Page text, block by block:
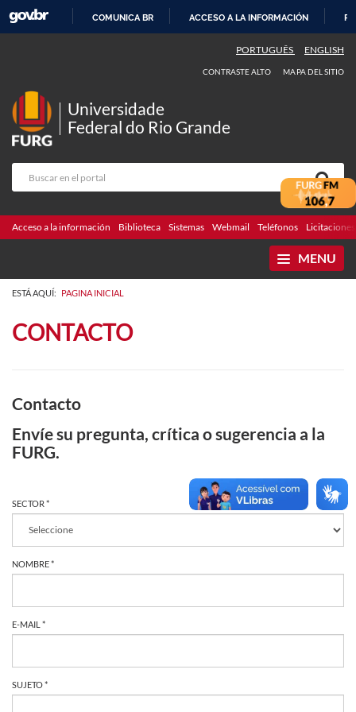
CONTENIDO
COMUNICA BR ACCESO A LA INFORMACIÓN
PORTUGUÊS ENGLISH
CONTRASTE ALTO MAPA DEL SITIO
Universidade
Federal do Rio Grande
Acceso a la información Biblioteca Sistemas Webmail Teléfonos Licitaciones
MENU
ESTÁ AQUÍ: PAGINA INICIAL
CONTACTO
Contacto
Envíe su pregunta, crítica o sugerencia a la
FURG.
SECTOR *
NOMBRE *
E-MAIL *
SUJETO *